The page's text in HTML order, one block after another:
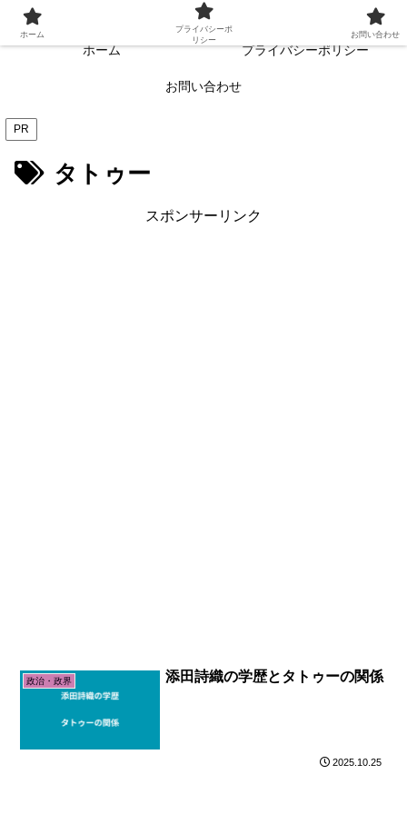
常に読者目線・読者ファーストを目指す!!
ホーム プライバシーポリシー
お問い合わせ
PR
タトゥー
スポンサーリンク
政治・政界 添田詩織の学歴とタトゥーの関係
2025.10.25
ホーム
プライバシーポ
リシー
お問い合わせ